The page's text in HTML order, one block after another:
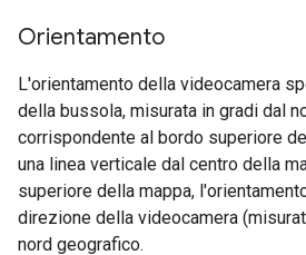
Orientamento
L'orientamento della videocamera
della bussola, misurata in gradi dal
corrispondente al bordo superiore
una linea verticale dal centro della
superiore della mappa,
direzione della videocamera
nord geografico.